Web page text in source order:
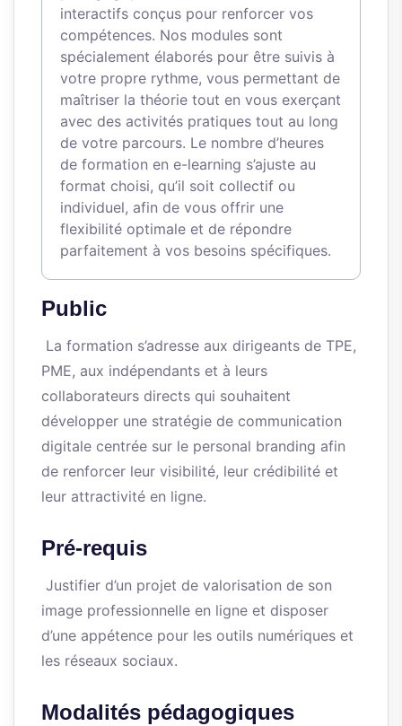
interactifs conçus pour renforcer vos
compétences. Nos modules sont
spécialement élaborés pour être suivis à
votre propre rythme, vous permettant de
maîtriser la théorie tout en vous exerçant
avec des activités pratiques tout au long
de votre parcours. Le nombre d’heures
de formation en e-learning s’ajuste au
format choisi, qu’il soit collectif ou
individuel, afin de vous offrir une
flexibilité optimale et de répondre
parfaitement à vos besoins spécifiques.
Public
La formation s’adresse aux dirigeants de TPE,
PME, aux indépendants et à leurs
collaborateurs directs qui souhaitent
développer une stratégie de communication
digitale centrée sur le personal branding afin
de renforcer leur visibilité, leur crédibilité et
leur attractivité en ligne.
Pré-requis
Justifier d’un projet de valorisation de son
image professionnelle en ligne et disposer
d’une appétence pour les outils numériques et
les réseaux sociaux.
Modalités pédagogiques